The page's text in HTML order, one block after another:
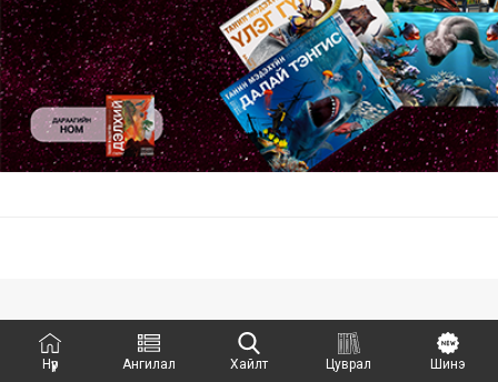
Нүүр Ангилал Хайлт Цуврал Шинэ